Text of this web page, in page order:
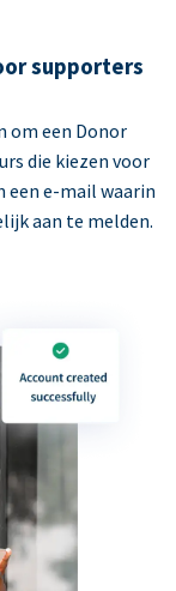
supporters
om een Donor
die kiezen voor
een e-mail waarin
aan te melden.